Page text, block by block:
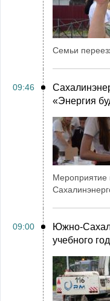
Семьи
09:46
«Энергия
Мероприятие
09:00
Южно-
учебного